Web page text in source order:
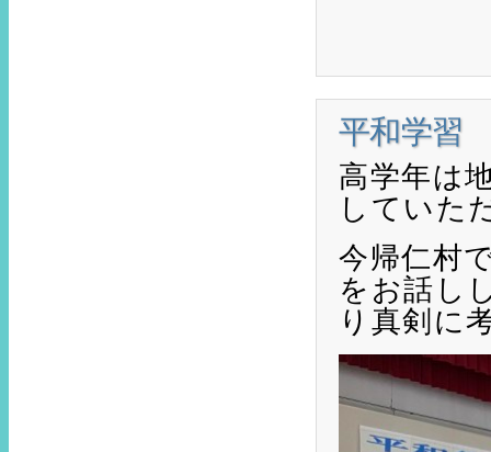
平和学習
高学年は
していた
今帰仁村
をお話し
り真剣に